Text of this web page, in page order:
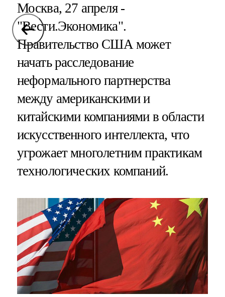
Москва, 27 апреля -
"Вести.Экономика".
Правительство США может
начать расследование
неформального партнерства
между американскими и
китайскими компаниями в области
искусственного интеллекта, что
угрожает многолетним практикам
технологических компаний.